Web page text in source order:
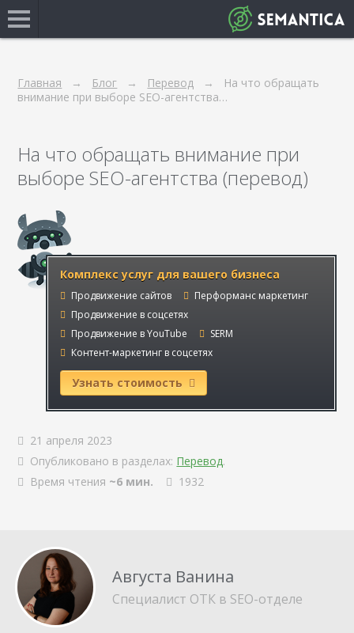
Главная Блог Перевод
На что обращать
внимание при выборе SEO-агентства…
На что обращать внимание при
выборе SEO-агентства (перевод)
Комплекс услуг для вашего бизнеса
Продвижение сайтов
Перформанс маркетинг
Продвижение в соцсетях
Продвижение в YouTube
SERM
Контент-маркетинг в соцсетях
Узнать стоимость
21 апреля 2023
Опубликовано в разделах: Перевод.
Время чтения ~6 мин. 1932
Августа Ванина
Специалист ОТК в SEO-отделе